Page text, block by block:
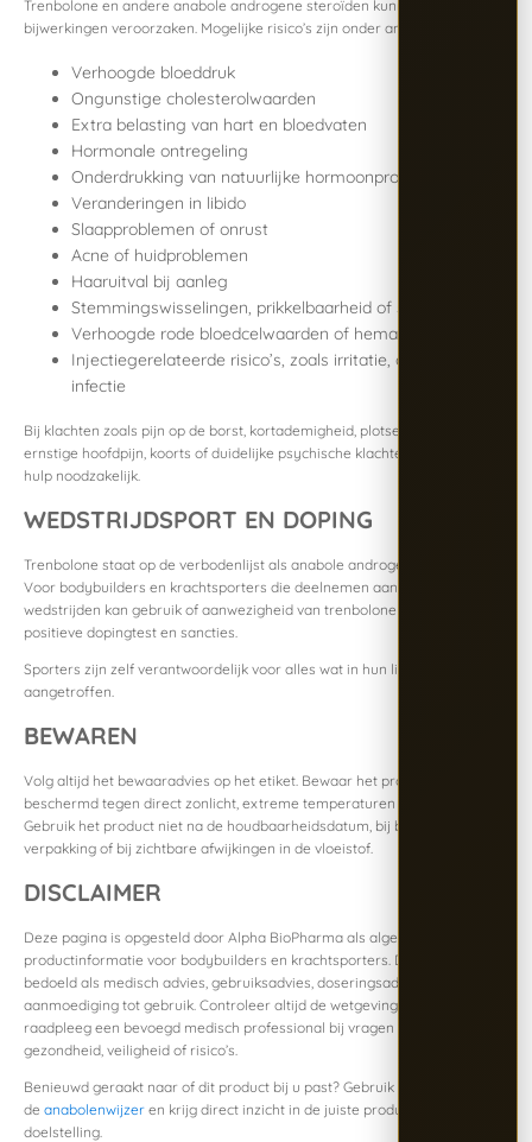
Trenbolone en andere anabole androgene steroïden kunnen serieuze
bijwerkingen veroorzaken. Mogelijke risico’s zijn onder andere:
Verhoogde bloeddruk
Ongunstige cholesterolwaarden
Extra belasting van hart en bloedvaten
Hormonale ontregeling
Onderdrukking van natuurlijke hormoonproductie
Veranderingen in libido
Slaapproblemen of onrust
Acne of huidproblemen
Haaruitval bij aanleg
Stemmingswisselingen, prikkelbaarheid of somberheid
Verhoogde rode bloedcelwaarden of hematocriet
Injectiegerelateerde risico’s, zoals irritatie, ontsteking of
infectie
Bij klachten zoals pijn op de borst, kortademigheid, plotselinge zwelling,
ernstige hoofdpijn, koorts of duidelijke psychische klachten is medische
hulp noodzakelijk.
WEDSTRIJDSPORT EN DOPING
Trenbolone staat op de verbodenlijst als anabole androgene steroïde.
Voor bodybuilders en krachtsporters die deelnemen aan gecontroleerde
wedstrijden kan gebruik of aanwezigheid van trenbolone leiden tot een
positieve dopingtest en sancties.
Sporters zijn zelf verantwoordelijk voor alles wat in hun lichaam wordt
aangetroffen.
BEWAREN
Volg altijd het bewaaradvies op het etiket. Bewaar het product
beschermd tegen direct zonlicht, extreme temperaturen en vervuiling.
Gebruik het product niet na de houdbaarheidsdatum, bij beschadigde
verpakking of bij zichtbare afwijkingen in de vloeistof.
DISCLAIMER
Deze pagina is opgesteld door Alpha BioPharma als algemene
productinformatie voor bodybuilders en krachtsporters. De inhoud is niet
bedoeld als medisch advies, gebruiksadvies, doseringsadvies of
aanmoediging tot gebruik. Controleer altijd de wetgeving in uw land en
raadpleeg een bevoegd medisch professional bij vragen over
gezondheid, veiligheid of risico’s.
Benieuwd geraakt naar of dit product bij u past? Gebruik
de anabolenwijzer en krijg direct inzicht in de juiste producten voor uw
doelstelling.